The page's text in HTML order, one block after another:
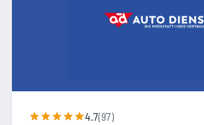
4.7(97)